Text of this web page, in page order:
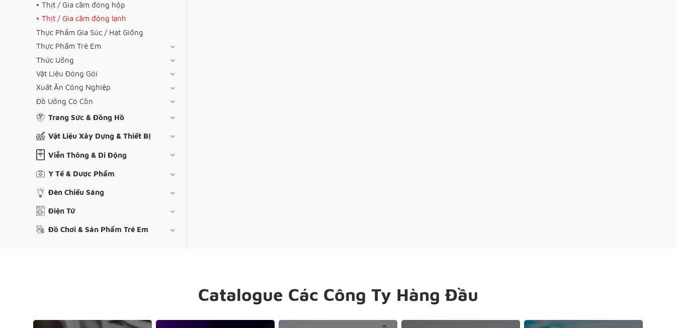
Thịt / Gia cầm đóng hộp
Thịt / Gia cầm đông lạnh
Thực Phẩm Gia Súc / Hạt Giống
Thực Phẩm Trẻ Em
Thức Uống
Vật Liệu Đóng Gói
Xuất Ăn Công Nghiệp
Đồ Uống Có Cồn
Trang Sức & Đồng Hồ
Vật Liệu Xây Dựng & Thiết Bị
Viễn Thông & Di Động
Y Tế & Dược Phẩm
Đèn Chiếu Sáng
Điện Tử
Đồ Chơi & Sản Phẩm Trẻ Em
Catalogue Các Công Ty Hàng Đầu